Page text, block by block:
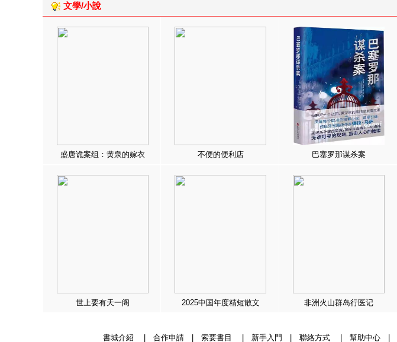
文學/小說
盛唐诡案组：黄泉的嫁衣 不便的便利店 巴塞罗那谋杀案
世上要有天一阁 2025中国年度精短散文 非洲火山群岛行医记
書城介紹 合作申請| 索要書目 新手入門 聯絡方式| 幫助中心|